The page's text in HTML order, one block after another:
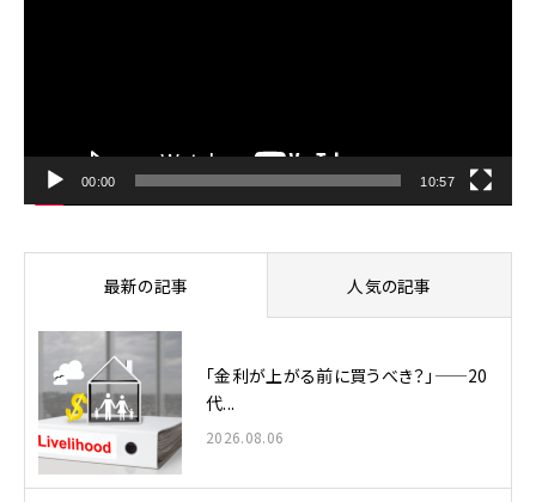
00:00 10:57
最新の記事 人気の記事
「金利が上がる前に買うべき？」——20
代...
2026.08.06